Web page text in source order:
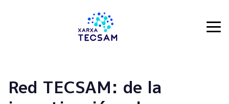
Red TECSAM: de la